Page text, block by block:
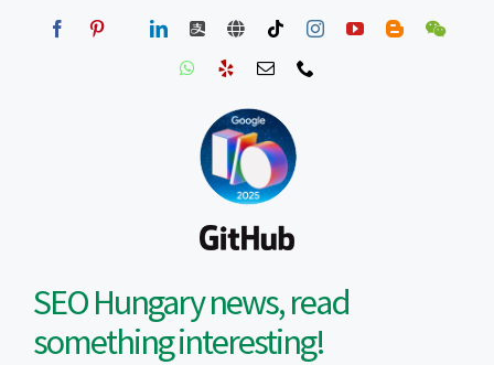
SEO Hungary news, read
something interesting!